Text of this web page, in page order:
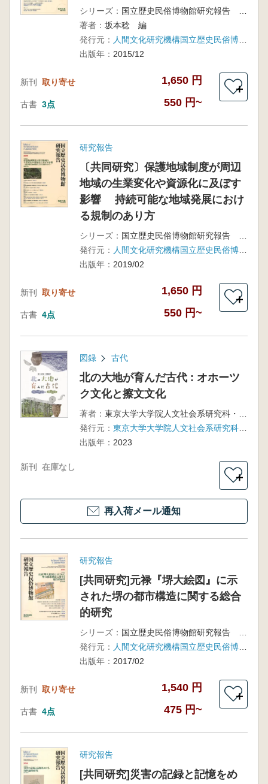
シリーズ：
著者： 坂本稔 編
発行元：
人間文化研究機構国立歴史民俗博物館
出版年： 2015/12
新刊 取り寄せ 1,650 円
古書 3点 550 円~
＋
研究報告
〔共同研究〕保護地域制度が周辺
地域の生業変化や資源化に及ぼす
影響 持続可能な地域発展におけ
る規制のあり方
シリーズ：
発行元：
人間文化研究機構国立歴史民俗博物館
出版年： 2019/02
新刊 取り寄せ 1,650 円
古書 4点 550 円~
＋
図録 古代
北の大地が育んだ古代 : オホーツ
ク文化と擦文文化
著者：
発行元：
東京大学大学院人文社会系研究科・同附属北海文化研究常呂実習施設 , 人間文化研究機構国立歴史民俗博物館
出版年： 2023
新刊 在庫なし
＋
再入荷メール通知
研究報告
[共同研究]元禄『堺大絵図』に示
された堺の都市構造に関する総合
的研究
シリーズ：
発行元：
人間文化研究機構国立歴史民俗博物館
出版年： 2017/02
新刊 取り寄せ 1,540 円
古書 4点 475 円~
＋
研究報告
[共同研究]災害の記録と記憶をめ